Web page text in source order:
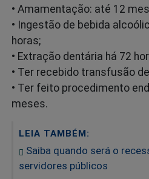
• Amamentação: até 12
• Ingestão de bebida
horas;
• Extração dentária há 72
• Ter recebido transfusão
• Ter feito procedimento
meses.
LEIA TAMBÉM:
Saiba quando será o
servidores públicos